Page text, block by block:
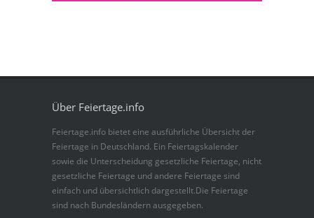
Über Feiertage.info
Feiertage.info bietet eine ausführliche Übersicht der
Feiertage in Deutschland. Ein Feiertagskalender
sowie die Unterscheidung gesetzliche Feiertage, nicht
gesetzliche Feiertage und andere Feiertage sind
einfach und übersichtlich dargestellt.Die Feiertage
sind nach Bundesländern ausgegeben.